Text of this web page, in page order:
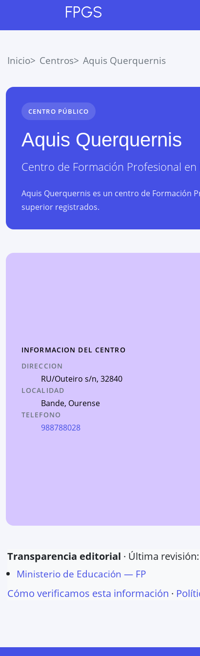
FPGS
Inicio Centros Aquis Querquernis
CENTRO PÚBLICO
Aquis Querquernis
Centro de Formación Profesional en
Aquis Querquernis es un centro de Formación
superior registrados.
INFORMACION DEL CENTRO
DIRECCION
RU/Outeiro s/n, 32840
LOCALIDAD
Bande, Ourense
TELEFONO
988788028
Transparencia editorial · Última revisión:
Ministerio de Educación — FP
Cómo verificamos esta información ·